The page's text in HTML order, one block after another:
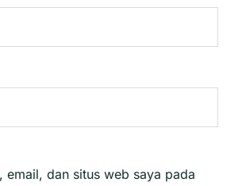
email, dan situs web saya pada